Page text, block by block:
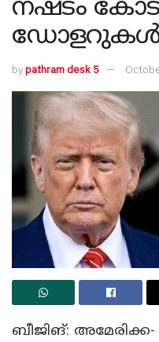
നഷ്ടം
bypathram desk 5
ബീജിങ്: